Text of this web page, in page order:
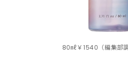
80㎖￥1540（編集部